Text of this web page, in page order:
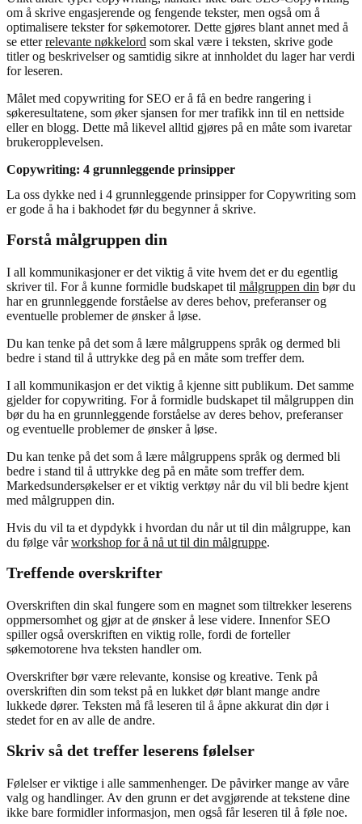
om å skrive engasjerende og fengende tekster, men også om å
optimalisere tekster for søkemotorer. Dette gjøres blant annet med å
se etterrelevante nøkkelord som skal være i teksten, skrive gode
titler og beskrivelser og samtidig sikre at innholdet du lager har verdi
for leseren.
Målet med copywriting for SEO er å få en bedre rangering i
søkeresultatene, som øker sjansen for mer trafikk inn til en nettside
eller en blogg. Dette må likevel alltid gjøres på en måte som ivaretar
brukeropplevelsen.
Copywriting: 4 grunnleggende prinsipper
La oss dykke ned i 4 grunnleggende prinsipper for Copywriting som
er gode å ha i bakhodet før du begynner å skrive.
Forstå målgruppen din
I all kommunikasjoner er det viktig å vite hvem det er du egentlig
skriver til. For å kunne formidle budskapet til målgruppen din bør du
har en grunnleggende forståelse av deres behov, preferanser og
eventuelle problemer de ønsker å løse.
Du kan tenke på det som å lære målgruppens språk og dermed bli
bedre i stand til å uttrykke deg på en måte som treffer dem.
I all kommunikasjon er det viktig å kjenne sitt publikum. Det samme
gjelder for copywriting. For å formidle budskapet til målgruppen din
bør du ha en grunnleggende forståelse av deres behov, preferanser
og eventuelle problemer de ønsker å løse.
Du kan tenke på det som å lære målgruppens språk og dermed bli
bedre i stand til å uttrykke deg på en måte som treffer dem.
Markedsundersøkelser er et viktig verktøy når du vil bli bedre kjent
med målgruppen din.
Hvis du vil ta et dypdykk i hvordan du når ut til din målgruppe, kan
du følge vårworkshop for å nå ut til din målgruppe.
Treffende overskrifter
Overskriften din skal fungere som en magnet som tiltrekker leserens
oppmersomhet og gjør at de ønsker å lese videre. Innenfor SEO
spiller også overskriften en viktig rolle, fordi de forteller
søkemotorene hva teksten handler om.
Overskrifter bør være relevante, konsise og kreative. Tenk på
overskriften din som tekst på en lukket dør blant mange andre
lukkede dører. Teksten må få leseren til å åpne akkurat din dør i
stedet for en av alle de andre.
Skriv så det treffer leserens følelser
Følelser er viktige i alle sammenhenger. De påvirker mange av våre
valg og handlinger. Av den grunn er det avgjørende at tekstene dine
ikke bare formidler informasjon, men også får leseren til å føle noe.